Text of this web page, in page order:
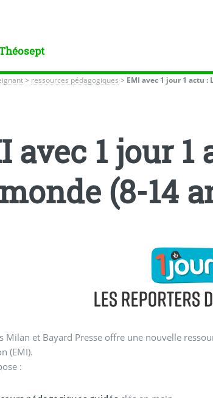
> ressources pédagogiques > EMI avec 1 jour 1 actu :
avec 1 jour
(8-14
Milan et Bayard Presse offre une nouvelle
(EMI).
: